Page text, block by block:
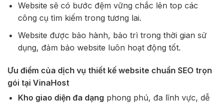
Website sẽ có bước đệm vững chắc lên top các
công cụ tìm kiếm trong tương lai.
Website được bảo hành, bảo trì trong thời gian sử
dụng, đảm bảo website luôn hoạt động tốt.
Ưu điểm của dịch vụ thiết kế website chuẩn SEO trọn
gói tại VinaHost
Kho giao diện đa dạng phong phú, đa lĩnh vực, dễ